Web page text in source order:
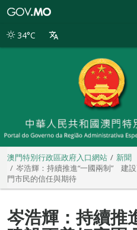
別
34°C
澳門特別行政區政府入口網站
新聞
岑浩輝：持續推進“一國兩制” 建
門市民的信任與期待
岑浩輝：持續推